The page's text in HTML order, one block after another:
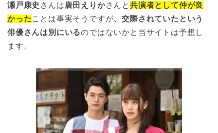
瀬戸康史 さんは 唐田えりかさんと共演者として仲が良
かったことは事実そうですが、交際されていたという
俳優さんは別にいるのではないかと当サイトは予想し
ます。